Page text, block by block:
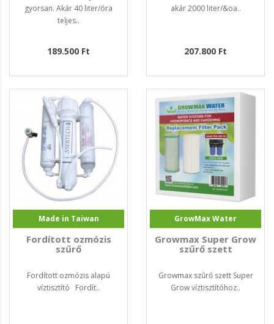
gyorsan. Akár 40 liter/óra
teljes..
189.500 Ft
akár 2000 liter/&oa..
207.800 Ft
Made in Taiwan
Fordított ozmózis
szűrő
Fordított ozmózis alapú
víztisztító Fordít..
GrowMax Water
Growmax Super Grow
szűrő szett
Growmax szűrő szett Super
Grow víztisztítóhoz..